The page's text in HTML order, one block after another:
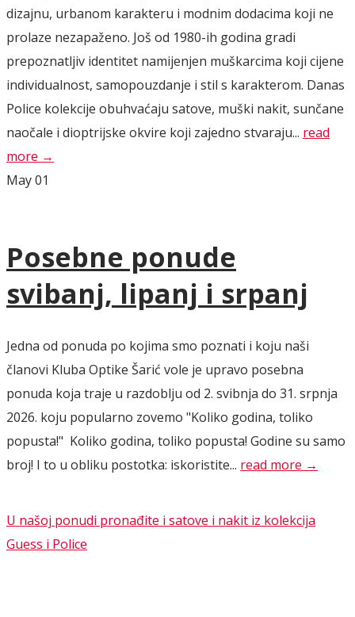
dizajnu, urbanom karakteru i modnim dodacima koji ne
prolaze nezapaženo. Još od 1980-ih godina gradi
prepoznatljiv identitet namijenjen muškarcima koji cijene
individualnost, samopouzdanje i stil s karakterom. Danas
Police kolekcije obuhvaćaju satove, muški nakit, sunčane
naočale i dioptrijske okvire koji zajedno stvaraju... read
more →
May01
Posebne ponude
svibanj, lipanj i srpanj
Jedna od ponuda po kojima smo poznati i koju naši
članovi Kluba Optike Šarić vole je upravo posebna
ponuda koja traje u razdoblju od 2. svibnja do 31. srpnja
2026. koju popularno zovemo "Koliko godina, toliko
popusta!" Koliko godina, toliko popusta! Godine su samo
broj! I to u obliku postotka: iskoristite... read more →
U našoj ponudi pronađite i satove i nakit iz kolekcija
Guess i Police